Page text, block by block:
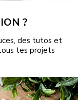
?
des tutos et
tes projets